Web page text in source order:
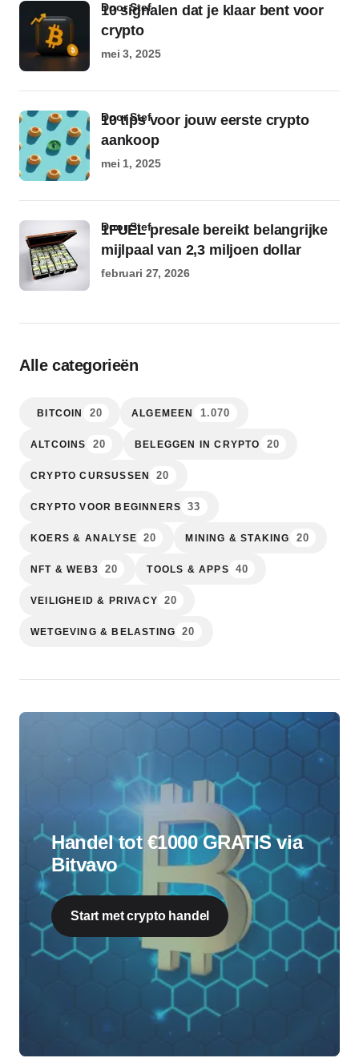
10 signalen dat je klaar bent voor
crypto
door Stef
mei 3, 2025
10 tips voor jouw eerste crypto
aankoop
door Stef
mei 1, 2025
1FUEL presale bereikt belangrijke
mijlpaal van 2,3 miljoen dollar
door Stef
februari 27, 2026
Alle categorieën
BITCOIN 20 ALGEMEEN 1.070
ALTCOINS 20 BELEGGEN IN CRYPTO 20
CRYPTO CURSUSSEN 20
CRYPTO VOOR BEGINNERS 33
KOERS & ANALYSE 20 MINING & STAKING 20
NFT & WEB3 20 TOOLS & APPS 40
VEILIGHEID & PRIVACY 20
WETGEVING & BELASTING 20
Handel tot €1000 GRATIS via
Bitvavo
Start met crypto handel